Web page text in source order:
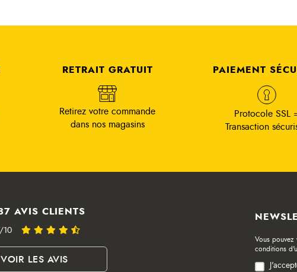
RETRAIT GRATUIT
Retirez votre commande
dans nos magasins
PAIEMENT
Protocole SSL
Transaction
AVIS CLIENTS
10
VOIR LES AVIS
Vous pouvez
conditions